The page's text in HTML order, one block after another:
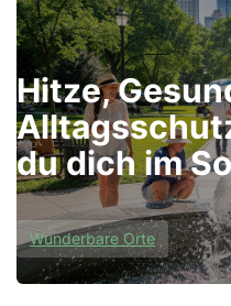
Hitze,
du dich im
Wunderbare Orte